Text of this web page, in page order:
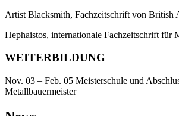
Artist Blacksmith, Fachzeitschrift von British
Hephaistos, internationale Fachzeitschrift für
WEITERBILDUNG
Nov. 03 – Feb. 05 Meisterschule und
Metallbauermeister